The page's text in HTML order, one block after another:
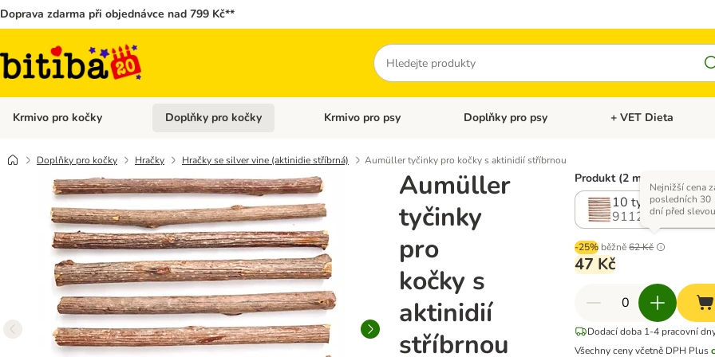
Doprava zdarma při objednávce nad 799 Kč**
Hledat
Krmivo pro kočky Otevřít menu: Krmivo pro kočky
Doplňky pro kočky Otevřít menu: Doplňky pro kočky
Krmivo pro psy Otevřít menu: Krmivo pro psy
Doplňky pro psy Otevřít menu: Doplňky
+ VET Dieta
Doplňky pro kočky Hračky Hračky se silver vine (aktinidie stříbrná) Aumüller tyčinky pro kočky s aktinidií stříbrnou
Aumüller
tyčinky
pro
kočky s
aktinidií
stříbrnou
Produkt (2 možností)
10 tyčinek
911274.1
-25% běžně 62 Kč
Nejnižší cena
posledních 30
dní před slevou
47 Kč
Dodací doba 1-4 pracovní
Všechny ceny včetně DPH Plus